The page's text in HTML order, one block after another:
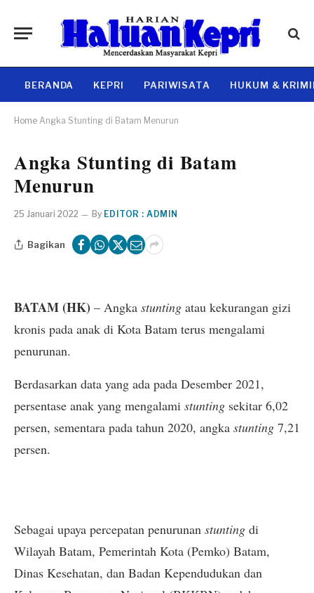
BERANDA KEPRI PARIWISATA HUKUM &
Home Angka Stunting di Batam Menurun
Angka Stunting di Batam
Menurun
25 Januari 2022 By EDITOR : ADMIN
Bagikan
BATAM (HK) – Angka stunting atau kekurangan gizi
kronis pada anak di Kota Batam terus mengalami
penurunan.
Berdasarkan data yang ada pada Desember 2021,
persentase anak yang mengalami stunting sekitar 6,02
persen, sementara pada tahun 2020, angka stunting 7,21
persen.
Sebagai upaya percepatan penurunan stunting di
Wilayah Batam, Pemerintah Kota (Pemko) Batam,
Dinas Kesehatan, dan Badan Kependudukan dan